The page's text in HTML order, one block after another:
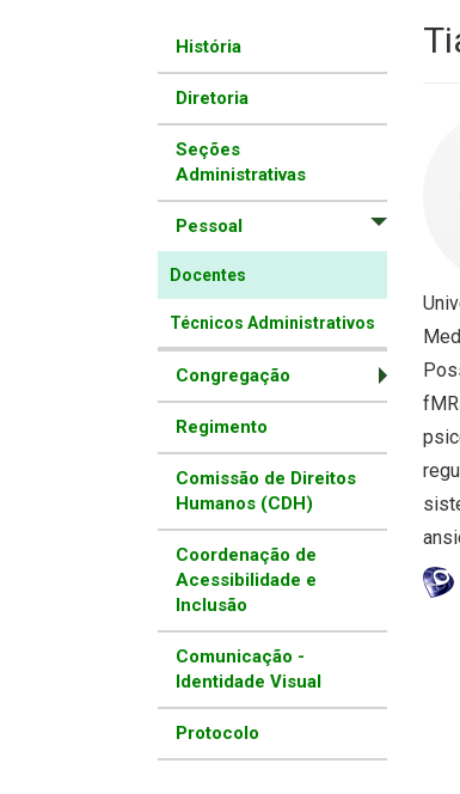
História
Diretoria
Seções
Administrativas
Pessoal
Docentes
Técnicos Administrativos
Congregação
Regimento
Comissão de Direitos
Humanos (CDH)
Coordenação de
Acessibilidade e
Inclusão
Comunicação -
Identidade Visual
Protocolo